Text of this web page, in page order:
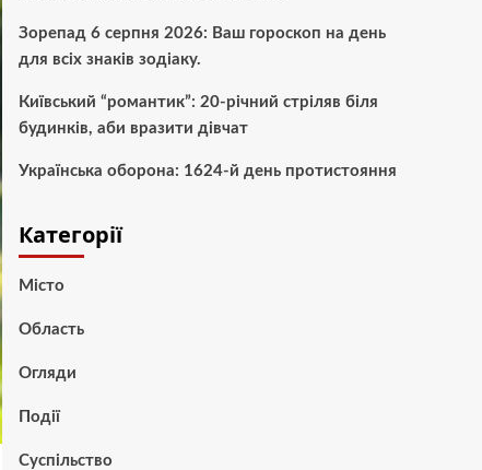
Зорепад 6 серпня 2026: Ваш гороскоп на день
для всіх знаків зодіаку.
Київський “романтик”: 20-річний стріляв біля
будинків, аби вразити дівчат
Українська оборона: 1624-й день протистояння
Категорії
Місто
Область
Огляди
Події
Суспільство